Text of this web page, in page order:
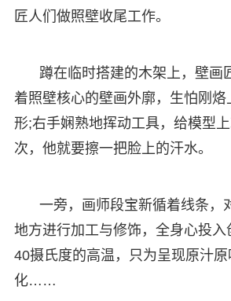
匠人们做照壁收尾工作。
蹲在临时搭建的木架上，壁画
着照壁核心的壁画外廓，生怕刚烙
形;右手娴熟地挥动工具，给模型
次，他就要擦一把脸上的汗水。
一旁，画师段宝新循着线条，
地方进行加工与修饰，全身心投
40摄氏度的高温，只为呈现原汁
化……